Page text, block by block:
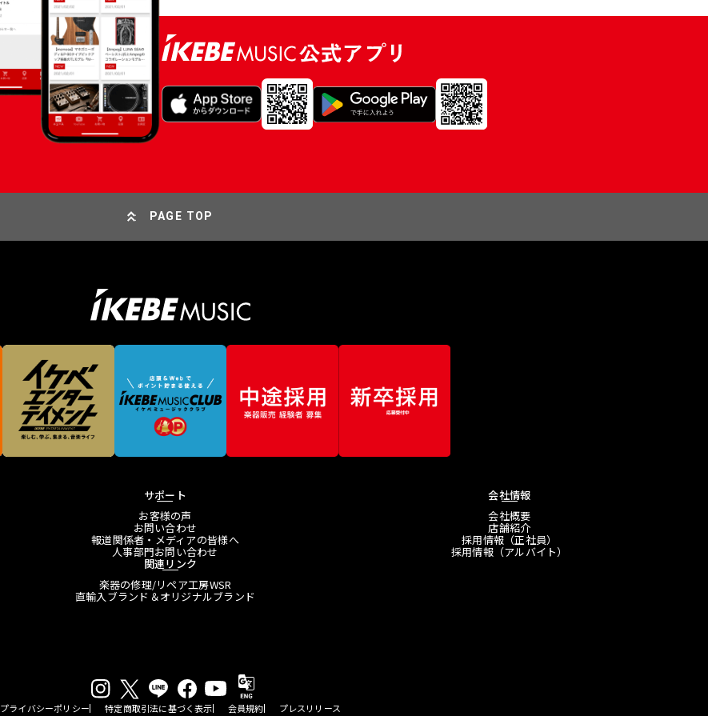
PAGE TOP
サポート
お客様の声
お問い合わせ
報道関係者・メディアの皆様へ
人事部門お問い合わせ
会社情報
会社概要
店舗紹介
採用情報（正社員）
採用情報（アルバイト）
関連リンク
楽器の修理/リペア工房WSR
直輸入ブランド＆オリジナルブランド
プライバシーポリシー 特定商取引法に基づく表示 会員規約 プレスリリース